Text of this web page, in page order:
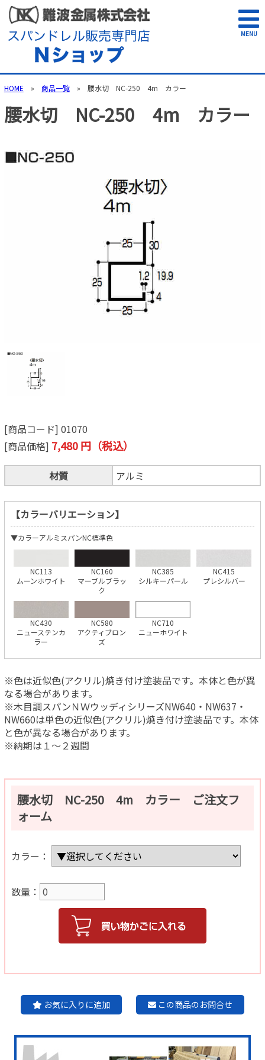
MENU
HOME » 商品一覧» 腰水切 NC-250 4m カラー
腰水切 NC-250 4m カラー
[商品コード] 01070
[商品価格] 7,480 円（税込）
材質 アルミ
【カラーバリエーション】
▼カラーアルミスパンNC標準色
NC113
ムーンホワイト
NC160
マーブルブラッ
ク
NC385
シルキーパール
NC415
プレシルバー
NC430
ニューステンカ
ラー
NC580
アクティブロン
ズ
NC710
ニューホワイト
※色は近似色(アクリル)焼き付け塗装品です。本体と色が異
なる場合があります。
※木目調スパンＮＷウッディシリーズNW640・NW637・
NW660は単色の近似色(アクリル)焼き付け塗装品です。本体
と色が異なる場合があります。
※納期は１～２週間
腰水切 NC-250 4m カラー ご注文フ
ォーム
カラー：
数量：
お気に入りに追加 この商品のお問合せ